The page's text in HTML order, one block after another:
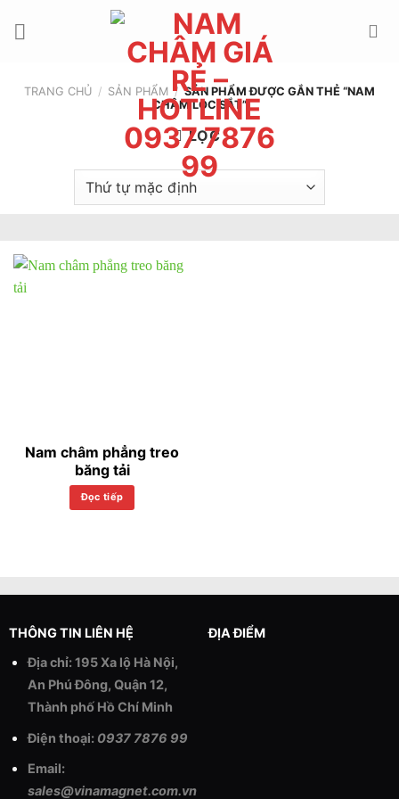
TRANG CHỦ / SẢN PHẨM / SẢN PHẨM ĐƯỢC GẮN THẺ “NAM
CHÂM LỌC SẮT”
LỌC
Nam châm phẳng treo
băng tải
Đọc tiếp
THÔNG TIN LIÊN HỆ
Địa chỉ: 195 Xa lộ Hà Nội,
An Phú Đông, Quận 12,
Thành phố Hồ Chí Minh
Điện thoại: 0937 7876 99
Email:
sales@vinamagnet.com.vn
ĐỊA ĐIỂM